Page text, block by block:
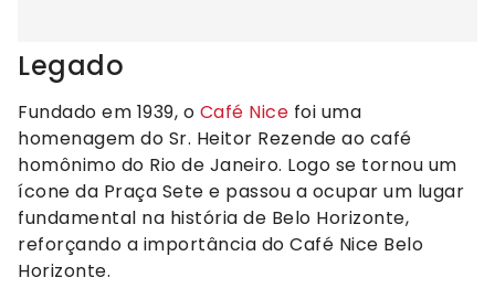
Legado
Fundado em 1939, o Café Nice foi uma
homenagem do Sr. Heitor Rezende ao café
homônimo do Rio de Janeiro. Logo se tornou um
ícone da Praça Sete e passou a ocupar um lugar
fundamental na história de Belo Horizonte,
reforçando a importância do Café Nice Belo
Horizonte.